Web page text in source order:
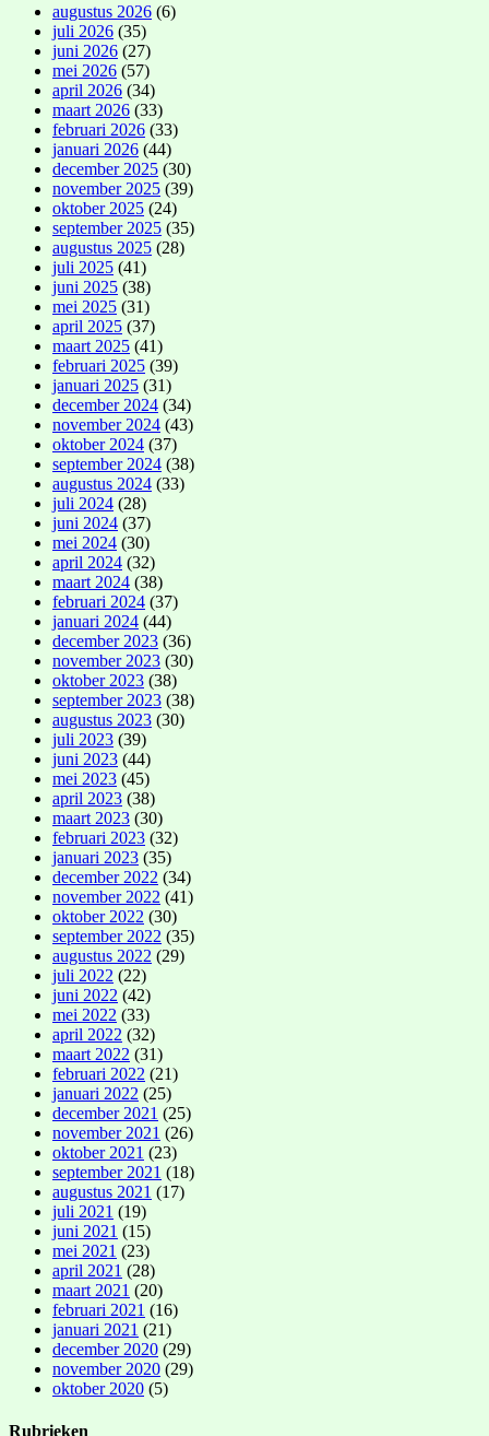
augustus 2026 (6)
juli 2026 (35)
juni 2026 (27)
mei 2026 (57)
april 2026 (34)
maart 2026 (33)
februari 2026 (33)
januari 2026 (44)
december 2025 (30)
november 2025 (39)
oktober 2025 (24)
september 2025 (35)
augustus 2025 (28)
juli 2025 (41)
juni 2025 (38)
mei 2025 (31)
april 2025 (37)
maart 2025 (41)
februari 2025 (39)
januari 2025 (31)
december 2024 (34)
november 2024 (43)
oktober 2024 (37)
september 2024 (38)
augustus 2024 (33)
juli 2024 (28)
juni 2024 (37)
mei 2024 (30)
april 2024 (32)
maart 2024 (38)
februari 2024 (37)
januari 2024 (44)
december 2023 (36)
november 2023 (30)
oktober 2023 (38)
september 2023 (38)
augustus 2023 (30)
juli 2023 (39)
juni 2023 (44)
mei 2023 (45)
april 2023 (38)
maart 2023 (30)
februari 2023 (32)
januari 2023 (35)
december 2022 (34)
november 2022 (41)
oktober 2022 (30)
september 2022 (35)
augustus 2022 (29)
juli 2022 (22)
juni 2022 (42)
mei 2022 (33)
april 2022 (32)
maart 2022 (31)
februari 2022 (21)
januari 2022 (25)
december 2021 (25)
november 2021 (26)
oktober 2021 (23)
september 2021 (18)
augustus 2021 (17)
juli 2021 (19)
juni 2021 (15)
mei 2021 (23)
april 2021 (28)
maart 2021 (20)
februari 2021 (16)
januari 2021 (21)
december 2020 (29)
november 2020 (29)
oktober 2020 (5)
Rubrieken